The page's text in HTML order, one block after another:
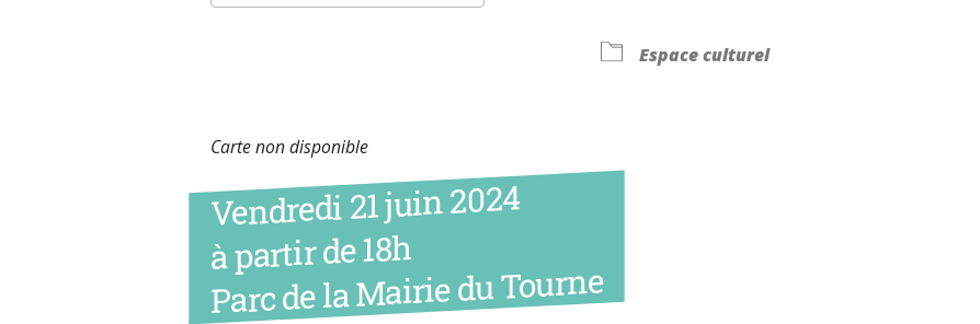
Espace culturel
Carte non disponible
Vendredi 21 juin 2024
à partir de 18h
Parc de la Mairie du Tourne